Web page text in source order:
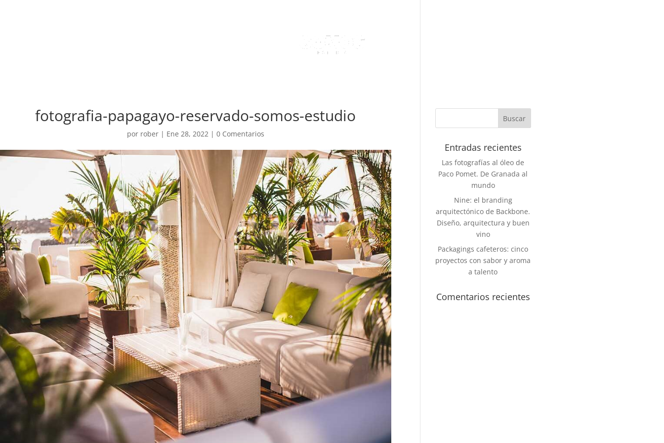
fotografia-papagayo-reservado-somos-estudio
por rober| Ene 28, 2022| 0 Comentarios
Entradas recientes
Las fotografías al óleo de
Paco Pomet. De Granada al
mundo
Nine: el branding
arquitectónico de Backbone.
Diseño, arquitectura y buen
vino
Packagings cafeteros: cinco
proyectos con sabor y aroma
a talento
Comentarios recientes